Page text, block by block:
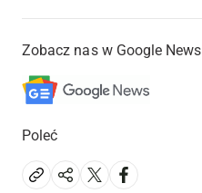
Zobacz nas w Google News
Poleć